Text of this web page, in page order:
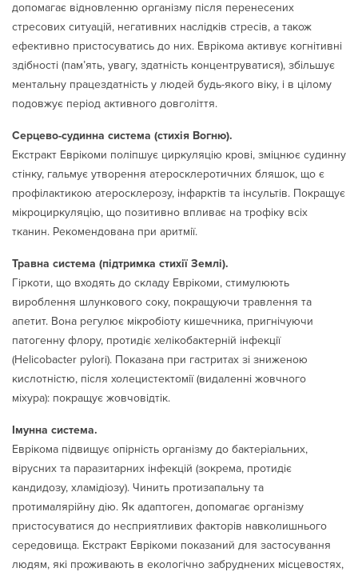
допомагає відновленню організму після перенесених
стресових ситуацій, негативних наслідків стресів, а також
ефективно пристосуватись до них. Еврікома активує когнітивні
здібності (пам’ять, увагу, здатність концентруватися), збільшує
ментальну працездатність у людей будь-якого віку, і в цілому
подовжує період активного довголіття.
Серцево-судинна система (стихія Вогню).
Екстракт Еврікоми поліпшує циркуляцію крові, зміцнює судинну
стінку, гальмує утворення атеросклеротичних бляшок, що є
профілактикою атеросклерозу, інфарктів та інсультів. Покращує
мікроциркуляцію, що позитивно впливає на трофіку всіх
тканин. Рекомендована при аритмії.
Травна система (підтримка стихії Землі).
Гіркоти, що входять до складу Еврікоми, стимулюють
вироблення шлункового соку, покращуючи травлення та
апетит. Вона регулює мікробіоту кишечника, пригнічуючи
патогенну флору, протидіє хелікобактерній інфекції
(Helicobacter pylori). Показана при гастритах зі зниженою
кислотністю, після холецистектомії (видаленні жовчного
міхура): покращує жовчовідтік.
Імунна система.
Еврікома підвищує опірність організму до бактеріальних,
вірусних та паразитарних інфекцій (зокрема, протидіє
кандидозу, хламідіозу). Чинить протизапальну та
протималярійну дію. Як адаптоген, допомагає організму
пристосуватися до несприятливих факторів навколишнього
середовища. Екстракт Еврікоми показаний для застосування
людям, які проживають в екологічно забруднених місцевостях,